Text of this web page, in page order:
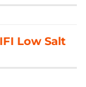
Low Salt